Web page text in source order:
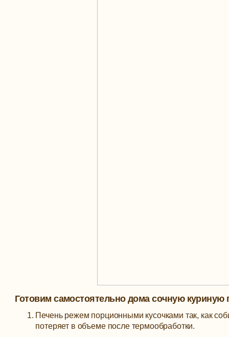
Готовим самостоятельно дома сочную куриную
Печень режем порционными кусочками так, как
потеряет в объеме после термообработки.